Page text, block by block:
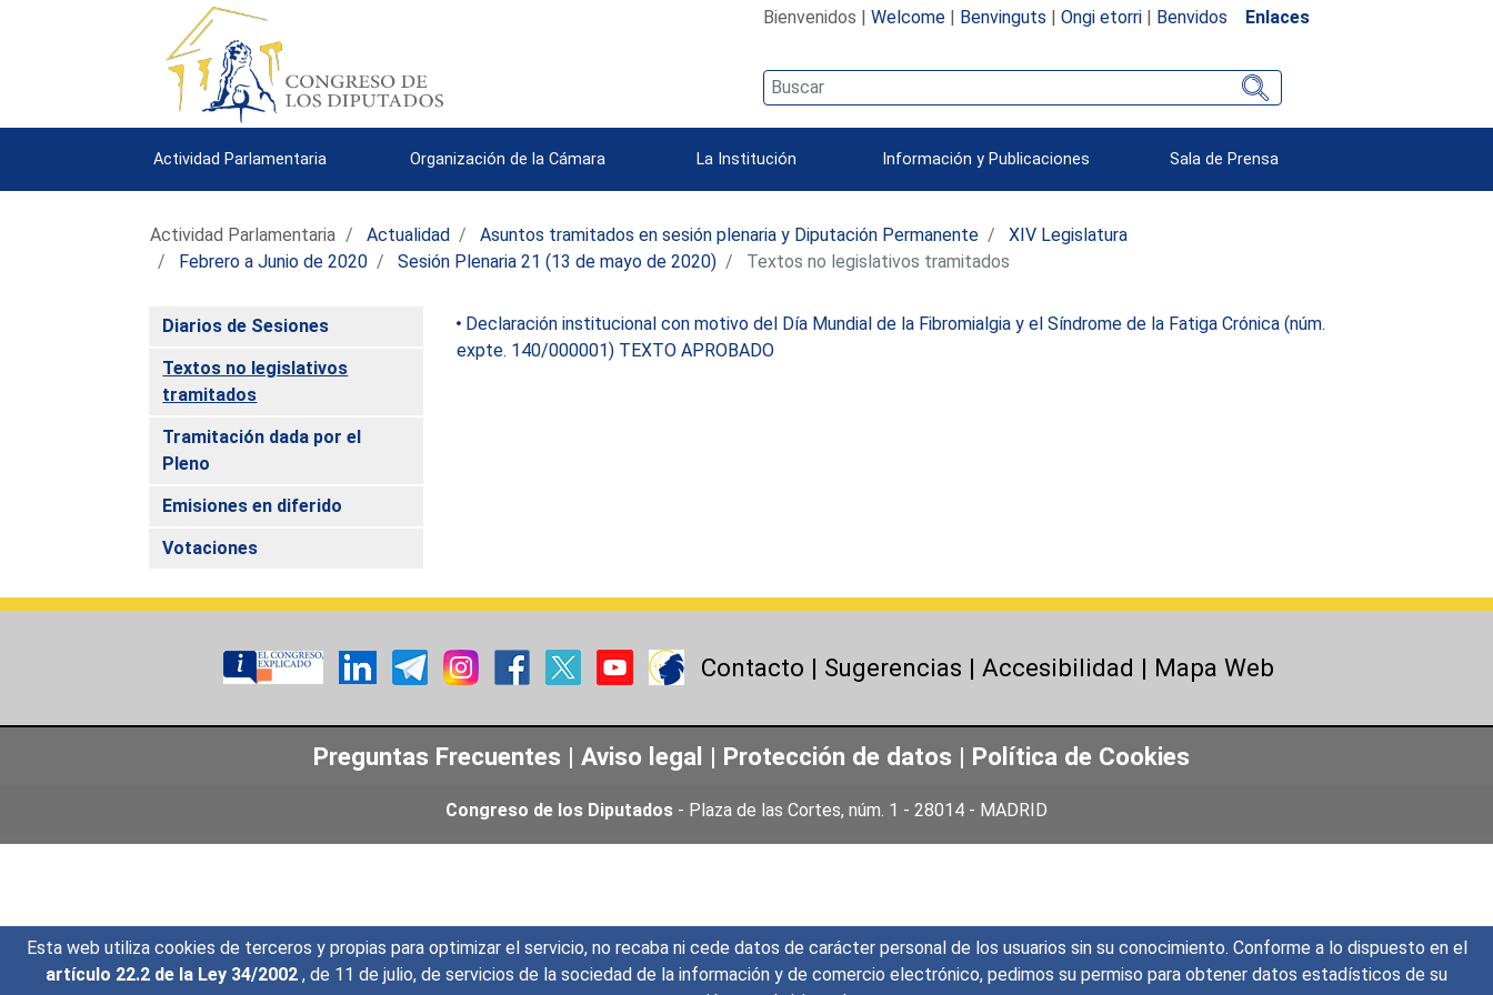
Esta web utiliza cookies de terceros y propias para optimizar el servicio, no recaba ni cede datos de carácter personal de los usuarios sin su conocimiento. Conforme a lo dispuesto en el
artículo 22.2 de la Ley 34/2002 , de 11 de julio, de servicios de la sociedad de la información y de comercio electrónico, pedimos su permiso para obtener datos estadísticos de su
Bienvenidos | Welcome| Benvinguts | Ongi etorri| Benvidos Enlaces
Actividad Parlamentaria Organización de la Cámara La Institución Información y Publicaciones Sala de Prensa
Actividad Parlamentaria Actualidad Asuntos tramitados en sesión plenaria y Diputación Permanente
XIV Legislatura
Febrero a Junio de 2020
Sesión Plenaria 21 (13 de mayo de 2020) Textos no legislativos tramitados
Diarios de Sesiones
Textos no legislativos
tramitados
Tramitación dada por el
Pleno
Emisiones en diferido
Votaciones
Declaración institucional con motivo del Día Mundial de la Fibromialgia y el Síndrome de la Fatiga Crónica (núm.
expte. 140/000001) TEXTO APROBADO
Contacto | Sugerencias | Accesibilidad | Mapa Web
Preguntas Frecuentes | Aviso legal | Protección de datos | Política de Cookies
Congreso de los Diputados- Plaza de las Cortes, núm. 1 - 28014 - MADRID